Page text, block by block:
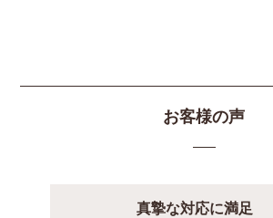
お客様の声
真摯な対応に満足